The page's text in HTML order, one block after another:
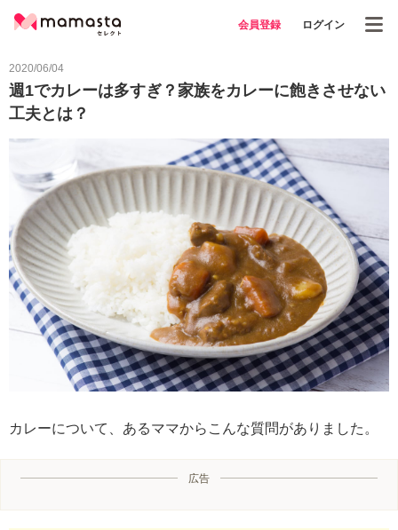
会員登録 ログイン
2020/06/04
週1でカレーは多すぎ？家族をカレーに飽きさせない
工夫とは？
カレーについて、あるママからこんな質問がありました。
広告